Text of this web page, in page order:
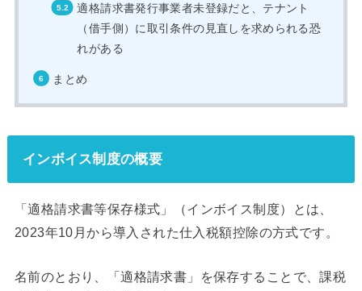
適格請求書発行事業者未登録だと、テナント
（借手側）に取引条件の見直しを求められる恐
れがある
まとめ
インボイス制度の概要
「適格請求書等保存様式」（インボイス制度）とは、
2023年10月から導入された仕入税額控除の方式です。
名前のとおり、「適格請求書」を保存することで、課税